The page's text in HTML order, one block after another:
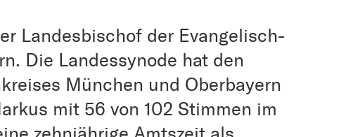
Landesbischof der Evangelisch-
Die Landessynode hat den
München und Oberbayern
mit 56 von 102 Stimmen im